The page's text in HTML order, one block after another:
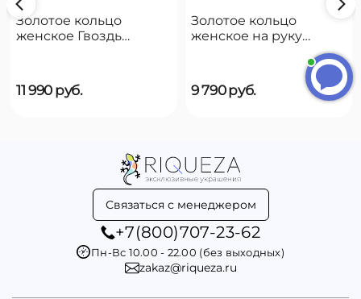
Золотое кольцо
женское Гвоздь
11 990 руб.
Золотое кольцо
женское на руку
9 790руб.
Связаться с менеджером
+7(800)707-23-62
Пн-Вс 10.00 - 22.00 (без выходных)
zakaz@riqueza.ru